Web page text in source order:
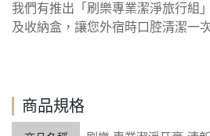
我們有推出「刷樂專業潔淨旅行組
及收納盒，讓您外宿時口腔清潔一
商品規格